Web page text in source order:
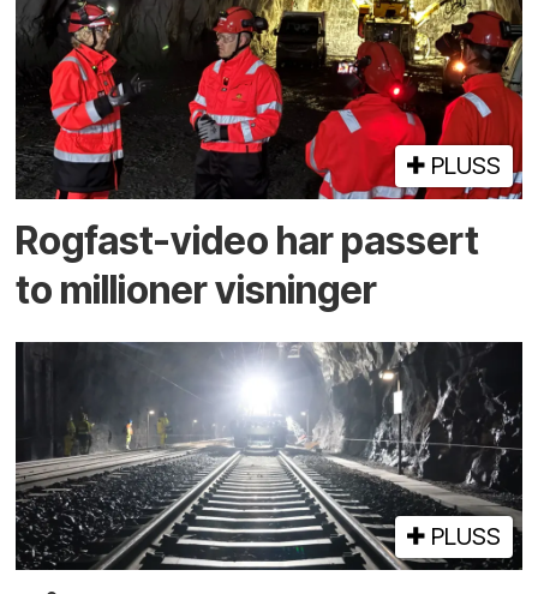
PLUSS
Rogfast-video har passert
to millioner visninger
PLUSS